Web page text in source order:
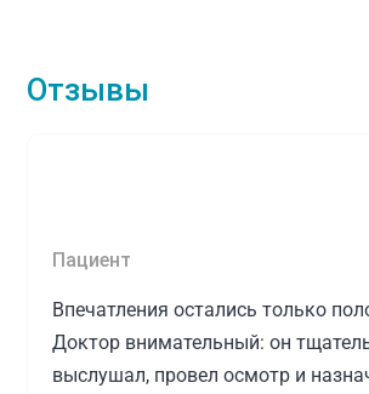
Отзывы
Пациент
Впечатления остались только
Доктор внимательный: он
выслушал, провел осмотр и